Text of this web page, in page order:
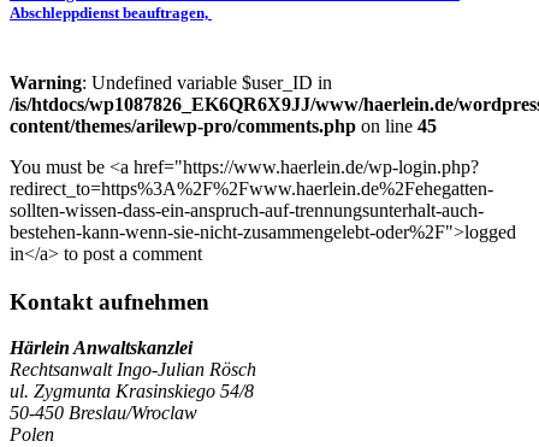
Abschleppdienst beauftragen,
Warning: Undefined variable $user_ID in
/is/htdocs/wp1087826_EK6QR6X9JJ/www/haerlein.de/
content/themes/arilewp-pro/comments.php on line 45
You must be <a href="https://www.haerlein.de/wp-login.php?
redirect_to=https%3A%2F%2Fwww.haerlein.de%2Fehegatten-
sollten-wissen-dass-ein-anspruch-auf-trennungsunterhalt-auch-
bestehen-kann-wenn-sie-nicht-zusammengelebt-oder%2F">logged
in</a> to post a comment
Kontakt aufnehmen
Härlein Anwaltskanzlei
Rechtsanwalt Ingo-Julian Rösch
ul. Zygmunta Krasinskiego 54/8
50-450 Breslau/Wroclaw
Polen